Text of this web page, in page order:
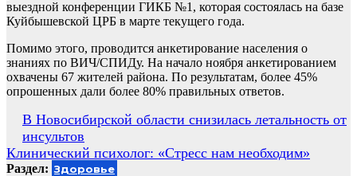
выездной конференции ГИКБ №1, которая состоялась на базе
Куйбышевской ЦРБ в марте текущего года.
Помимо этого, проводится анкетирование населения о
знаниях по ВИЧ/СПИДу. На начало ноября анкетированием
охвачены 67 жителей района. По результатам, более 45%
опрошенных дали более 80% правильных ответов.
Навигация
по
записям
В Новосибирской области снизилась летальность от
инсультов
Клинический психолог: «Стресс нам необходим»
Раздел: Здоровье